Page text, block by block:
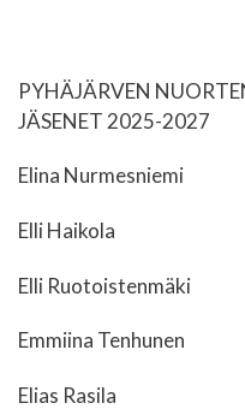
PYHÄJÄRVEN
JÄSENET 2025-2027
Elina Nurmesniemi
Elli Haikola
Elli Ruotoistenmäki
Emmiina Tenhunen
Elias Rasila